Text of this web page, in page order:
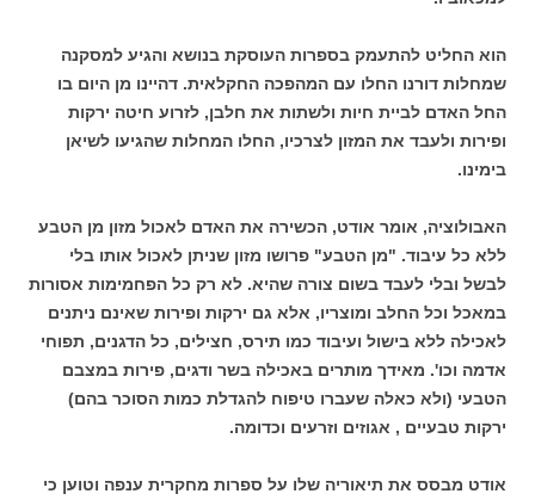
הוא החליט להתעמק בספרות העוסקת בנושא והגיע למסקנה
שמחלות דורנו החלו עם המהפכה החקלאית. דהיינו מן היום בו
החל האדם לביית חיות ולשתות את חלבן, לזרוע חיטה ירקות
ופירות ולעבד את המזון לצרכיו, החלו המחלות שהגיעו לשיאן
בימינו.
האבולוציה, אומר אודט, הכשירה את האדם לאכול מזון מן הטבע
ללא כל עיבוד. "מן הטבע" פרושו מזון שניתן לאכול אותו בלי
לבשל ובלי לעבד בשום צורה שהיא. לא רק כל הפחמימות אסורות
במאכל וכל החלב ומוצריו, אלא גם ירקות ופירות שאינם ניתנים
לאכילה ללא בישול ועיבוד כמו תירס, חצילים, כל הדגנים, תפוחי
אדמה וכו'. מאידך מותרים באכילה בשר ודגים, פירות במצבם
הטבעי (ולא כאלה שעברו טיפוח להגדלת כמות הסוכר בהם)
ירקות טבעיים , אגוזים וזרעים וכדומה.
אודט מבסס את תיאוריה שלו על ספרות מחקרית ענפה וטוען כי